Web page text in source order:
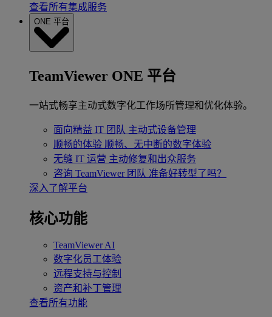
查看所有集成服务
ONE 平台
TeamViewer ONE 平台
一站式畅享主动式数字化工作场所管理和优化体验。
面向精益 IT 团队 主动式设备管理
顺畅的体验 顺畅、无中断的数字体验
无缝 IT 运营 主动修复和出众服务
咨询 TeamViewer 团队 准备好转型了吗？
深入了解平台
核心功能
TeamViewer AI
数字化员工体验
远程支持与控制
资产和补丁管理
查看所有功能